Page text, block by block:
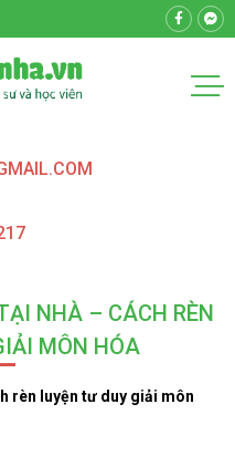
NHÀ – CÁCH RÈN
MÔN HÓA
rèn luyện tư duy giải môn